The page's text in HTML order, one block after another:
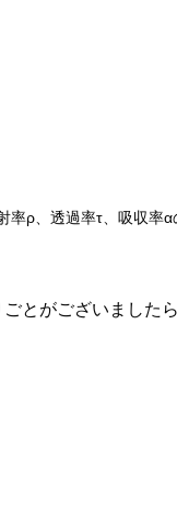
率ρ、透過率τ、吸収率
とがございました